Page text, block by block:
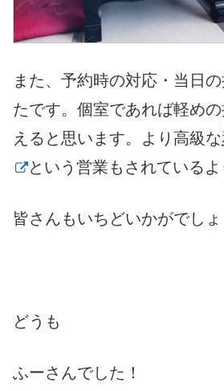
また、予約時の対応・当日
たです。個室であれば軽め
えると思います。より高級な
という営業もされているよ
皆さんもいちどいかがでしょ
どうも
ふーさんでした！